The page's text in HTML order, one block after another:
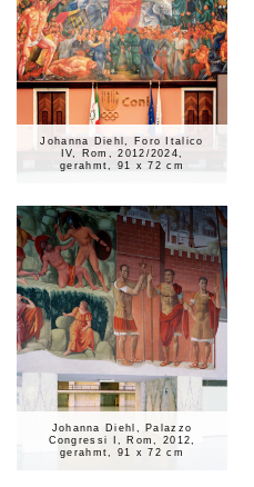
Johanna Diehl, Foro Italico
IV, Rom, 2012/2024,
gerahmt, 91 x 72 cm
Johanna Diehl, Palazzo
Congressi I, Rom, 2012,
gerahmt, 91 x 72 cm